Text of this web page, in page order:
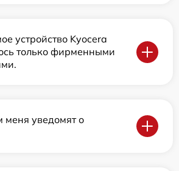
устройство Kyocera
только фирменными
меня уведомят о